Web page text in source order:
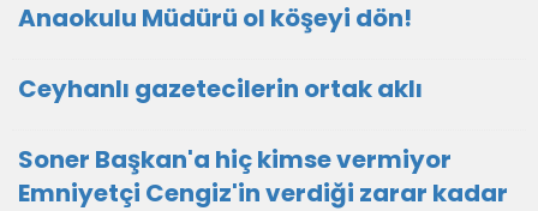
Anaokulu Müdürü ol köşeyi dön!
Ceyhanlı gazetecilerin ortak aklı
Soner Başkan'a hiç kimse vermiyor
Emniyetçi Cengiz'in verdiği zarar kadar